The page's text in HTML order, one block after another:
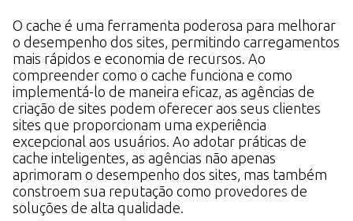
O cache é uma ferramenta poderosa para melhorar
o desempenho dos sites, permitindo carregamentos
mais rápidos e economia de recursos. Ao
compreender como o cache funciona e como
implementá-lo de maneira eficaz, as agências de
criação de sites podem oferecer aos seus clientes
sites que proporcionam uma experiência
excepcional aos usuários. Ao adotar práticas de
cache inteligentes, as agências não apenas
aprimoram o desempenho dos sites, mas também
constroem sua reputação como provedores de
soluções de alta qualidade.